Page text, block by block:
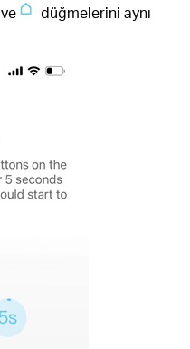
ve
düğmelerini aynı